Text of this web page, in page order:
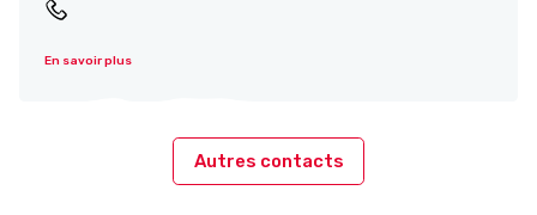
En savoir plus
Autres contacts